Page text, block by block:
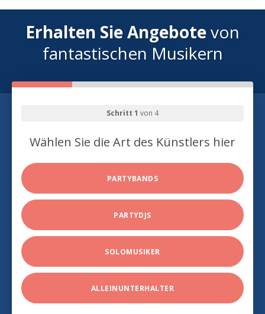
Erhalten Sie Angebotevon
fantastischen Musikern
Schritt 1 von 4
Wählen Sie die Art des Künstlers hier
PARTYBANDS
PARTYDJS
SOLOMUSIKER
ALLEINUNTERHALTER